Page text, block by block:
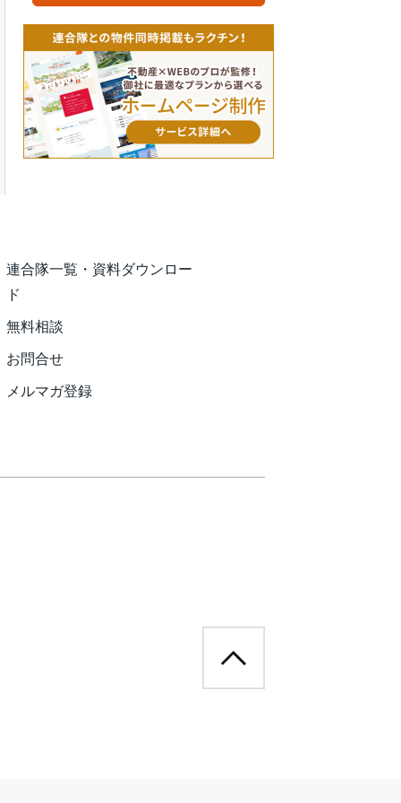
連合隊一覧・資料ダウンロー
ド
無料相談
お問合せ
メルマガ登録